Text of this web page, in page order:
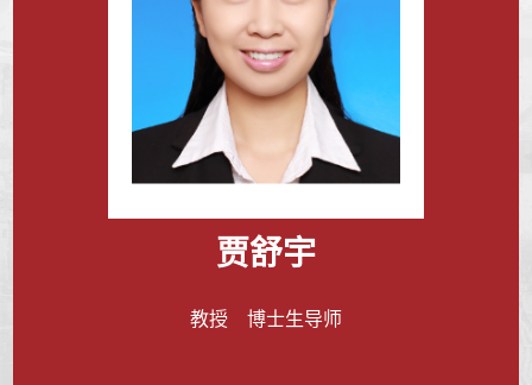
贾舒宇
教授 博士生导师